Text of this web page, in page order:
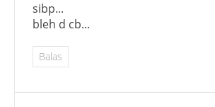
sibp...
bleh d cb...
Balas